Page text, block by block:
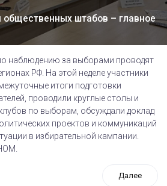
общественных штабов – главное
наблюдению за выборами проводят
РФ. На этой неделе участники
итоги подготовки
проводили круглые столы и
по выборам, обсуждали доклад
проектов и коммуникаций
в избирательной кампании.
Далее